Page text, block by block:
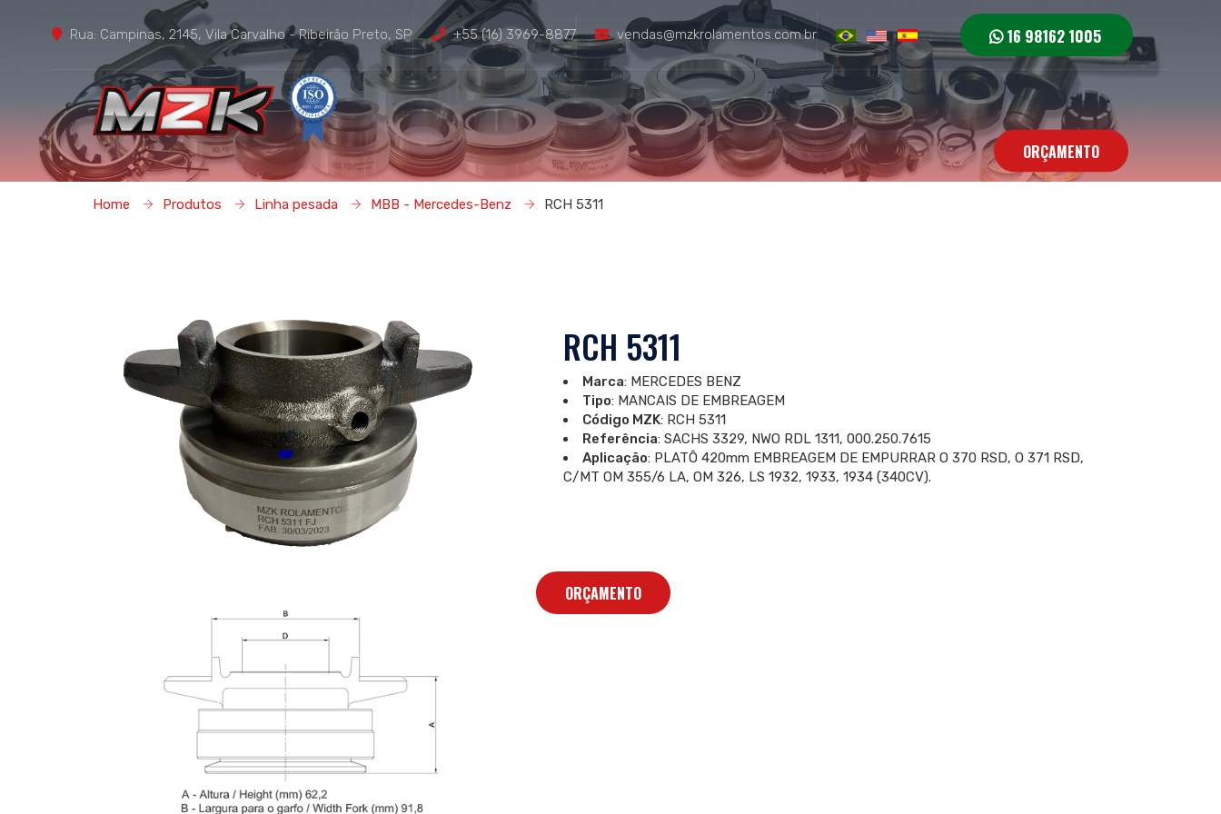
Rua: Campinas, 2145, Vila Carvalho - Ribeirão Preto, SP +55 (16) 3969-8877 vendas@mzkrolamentos.com.br 16 98162 1005
ORÇAMENTO
Home Produtos Linha pesada MBB - Mercedes-Benz RCH 5311
RCH 5311
Marca: MERCEDES BENZ
Tipo: MANCAIS DE EMBREAGEM
Código MZK: RCH 5311
Referência: SACHS 3329, NWO RDL 1311, 000.250.7615
Aplicação: PLATÔ 420mm EMBREAGEM DE EMPURRAR O 370 RSD, O 371 RSD,
C/MT OM 355/6 LA, OM 326, LS 1932, 1933, 1934 (340CV).
ORÇAMENTO